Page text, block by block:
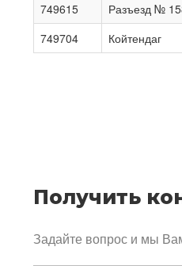
749615
Разъезд №
749704
Койтендаг
Получить
Задайте вопрос и мы